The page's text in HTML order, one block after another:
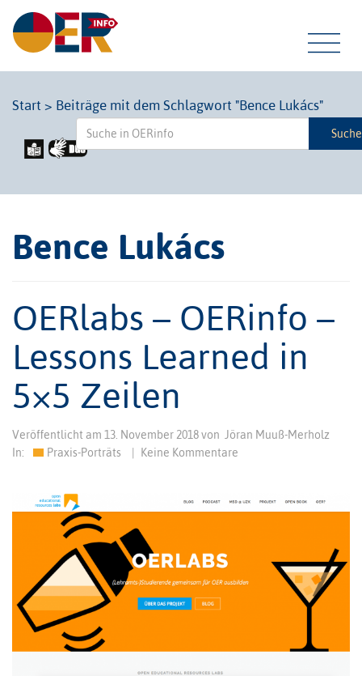
Start > Beiträge mit dem Schlagwort "Bence Lukács"
Bence Lukács
OERlabs – OERinfo –
Lessons Learned in
5×5 Zeilen
Veröffentlicht am 13. November 2018von Jöran Muuß-Merholz
In:
Praxis-Porträts Keine Kommentare